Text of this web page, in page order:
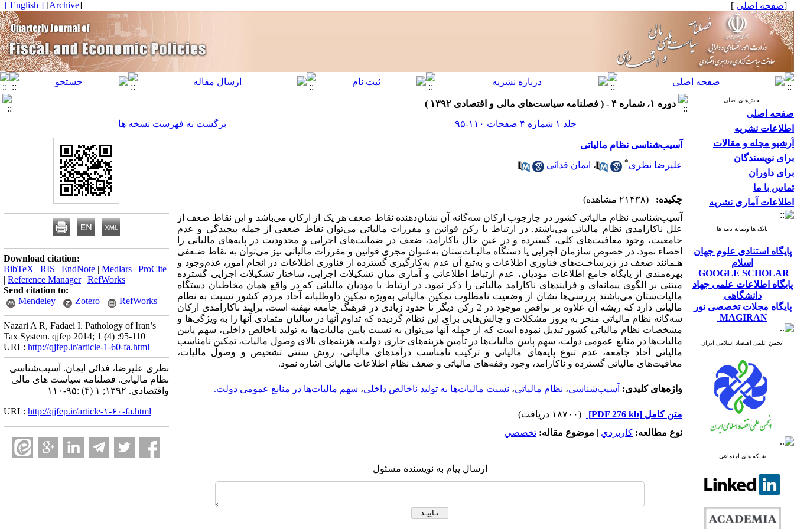
[صفحه اصلی ]
[
Archive
]
[ English ]
بخش‌های اصلی
صفحه اصلی
اطلاعات نشریه
آرشیو مجله و مقالات
برای نویسندگان
برای داوران
تماس با ما
اطلاعات آماری نشریه
بانک ها ونمایه نامه ها
پایگاه استنادی علوم جهان
اسلام
GOOGLE SCHOLAR
پایگاه اطلاعات علمی جهاد
دانشگاهی
پایگاه مجلات تخصصی نور
MAGIRAN
انجمن علمی اقتصاد اسلامی ایران
شبکه های اجتماعی
دوره ۱، شماره ۴ - ( فصلنامه سیاست‌های مالی و اقتصادی ۱۳۹۲ )
جلد ۱ شماره ۴ صفحات ۱۱۰-۹۵
برگشت به فهرست نسخه ها
آسیب‌شناسی نظام مالیاتی
علیرضا نظری* ، ایمان فدائی
چکیده:
(۲۱۴۳۸ مشاهده)
آسیب‌شناسی نظام مالیاتی کشور در چارچوب ارکان سه‌گانه آن نشان‌دهنده نقاط ضعف هر یک از ارکان می‌باشد و این نقاط ضعف از
علل ناکارامدی نظام مالیاتی می‌باشند. در ارتباط با رکن قوانین و مقررات مالیاتی می‌توان نقاط ضعفی از جمله پیچید‌گی و عدم
جامعیت، وجود معافیت‌های کلی، گسترده و در عین حال ناکارامد، ضعف در ضمانت‌های اجرایی و محدودیت در پایه‌های مالیاتی را
احصاء نمود. در خصوص سازمان اجرایی یا دستگاه مالیـات‌ستان به‌عنوان مجری قوانین و مقررات مالیاتی نیز می‌توان به نقاط ضـعفی
هـمانند ضعف در زیرساخـت‌های فناوری اطلاعات و به‌تبع آن عدم به‌کارگیری گسترده از فناوری اطلاعات در انجام امور، عدم‌وجود و
بهره‌مندی از پایگاه جامع اطلاعات مؤدیان، عدم ارتباط اطلاعاتی و آماری میان تشکیلات اجرایی، ساختار تشکیلات اجرایی گسترده
مبتنی بر الگوی پیمانه‌ای و فرایندهای ناکارامد مالیاتی را ذکر نمود. در ارتباط با مؤدیان مالیاتی که در واقع همان مخاطبان دستگاه
مالیات‌ستان می‌باشند بررسی‌ها نشان از وضعیت نامطلوب تمکین مالیاتی به‌ویژه تمکین داوطلبانه آحاد مردم کشور نسبت به نظام
مالیاتی دارد که ریشه آن علاوه بر نواقص موجود در 2 رکن دیگر تا حدود زیادی در فرهنگ جامعه نهفته است. برایند ناکارامدی ارکان
سه‌گانه نظام مالیاتی منجر به بروز مشکلات و چالش‌هایی برای این نظام گردیده که تداوم آنها در سالیان متمادی آنها را به ویژگی‌ها و
مشخصات نظام مالیاتی کشور تبدیل نموده است که از جمله آنها می‌توان به نسبت پایین مالیات‌ها به تولید ناخالص داخلی، سهم پایین
مالیات‌ها در منابع عمومی دولت، سهم پایین مالیات‌ها در تأمین هزینه‌های جاری دولت، هزینه‌های بالای وصول مالیات، تمکین نامناسب
مالیاتی آحاد جامعه، عدم تنوع پایه‌های مالیاتی و ترکیب نامناسب درآمدهای مالیاتی، روش سنتی تشخیص و وصول مالیات،
معافیت‌های مالیاتی گسترده و ناکارامد، وجود وقفه‌های مالیاتی و ضعف نظام اطلاعات مالیاتی اشاره نمود.
واژه‌های کلیدی: آسیب‌شناسی، نظام مالیاتی، نسبت مالیات‌ها به تولید ناخالص داخلی، سهم مالیات‌ها در منابع عمومی دولت.
متن کامل [PDF 276 kb]
(۱۸۷۰۰ دریافت)
نوع مطالعه: كاربردي | موضوع مقاله: تخصصي
ارسال پیام به نویسنده مسئول
Download citation:
BibTeX | RIS | EndNote | Medlars | ProCite
| Reference Manager| RefWorks
Send citation to:
Mendeley
Zotero RefWorks
Nazari A R, Fadaei I. Pathology of Iran’s
Tax System. qjfep 2014; 1 (4) :95-110
URL: http://qjfep.ir/article-1-60-fa.html
نظری علیرضا، فدائی ایمان. آسیب‌شناسی
نظام مالیاتی. فصلنامه سیاست های مالی
واقتصادی. ۱۳۹۲; ۱ (۴) :۹۵-۱۱۰
URL: http://qjfep.ir/article-۱-۶۰-fa.html